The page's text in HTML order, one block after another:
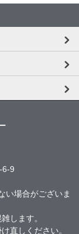
6-9
い場合がございま
します。
直しください。